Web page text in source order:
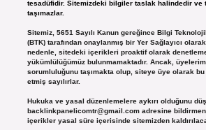
tesadüfidir. Sitemizdeki bilgiler taslak halindedir ve
taşımazlar.
Sitemiz, 5651 Sayılı Kanun gereğince Bilgi
(BTK) tarafından onaylanmış bir Yer Sağlayıcı
nedenle, sitedeki içerikleri proaktif olarak
yükümlülüğümüz bulunmamaktadır. Ancak,
sorumluluğunu taşımakta olup, siteye üye olarak
etmiş sayılırlar.
Hukuka ve yasal düzenlemelere aykırı olduğunu
backlinkpanelicomtr@gmail.comadresine
içerikler yasal süre içerisinde sitemizden